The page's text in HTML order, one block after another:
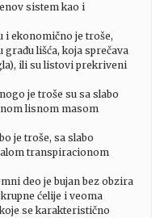
sistem kao i
i ekonomično je troše,
lišća, koja sprečava
ili su listovi prekriveni
je troše su sa slabo
lisnom masom
je troše, sa slabo
transpiracionom
deo je bujan bez obzira
ćelije i veoma
se karakteristično